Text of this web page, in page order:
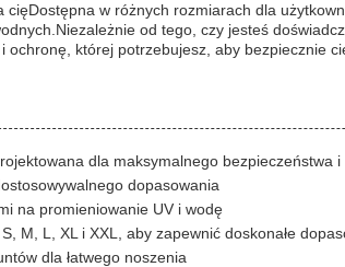
cięDostępna w różnych rozmiarach dla
od tego, czy jesteś
której potrzebujesz, aby bezpiecznie
dla maksymalnego bezpieczeństwa i
dopasowania
na promieniowanie UV i wodę
M, L, XL i XXL, aby zapewnić doskonałe
dla łatwego noszenia